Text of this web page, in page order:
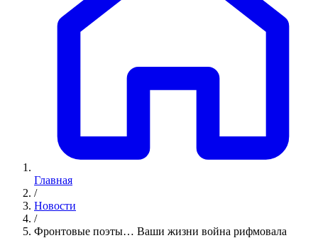
Главная
/
Новости
/
Фронтовые поэты… Ваши жизни война рифмовала